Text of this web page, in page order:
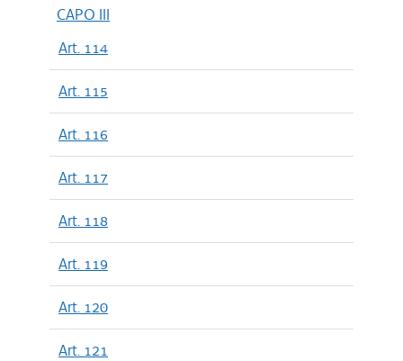
CAPO III
Art. 114
Art. 115
Art. 116
Art. 117
Art. 118
Art. 119
Art. 120
Art. 121